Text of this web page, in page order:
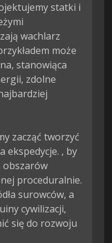
statki i
wachlarz
może
stanowiąca
zdolne
zacząć tworzyć
ekspedycje. , by
obszarów
proceduralnie.
surowców, a
cywilizacji,
się do rozwoju